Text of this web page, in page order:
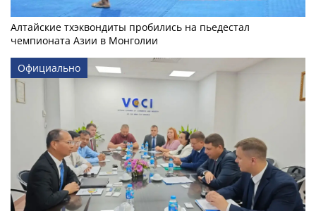
Алтайские тхэквондиты пробились на пьедестал
чемпионата Азии в Монголии
Официально